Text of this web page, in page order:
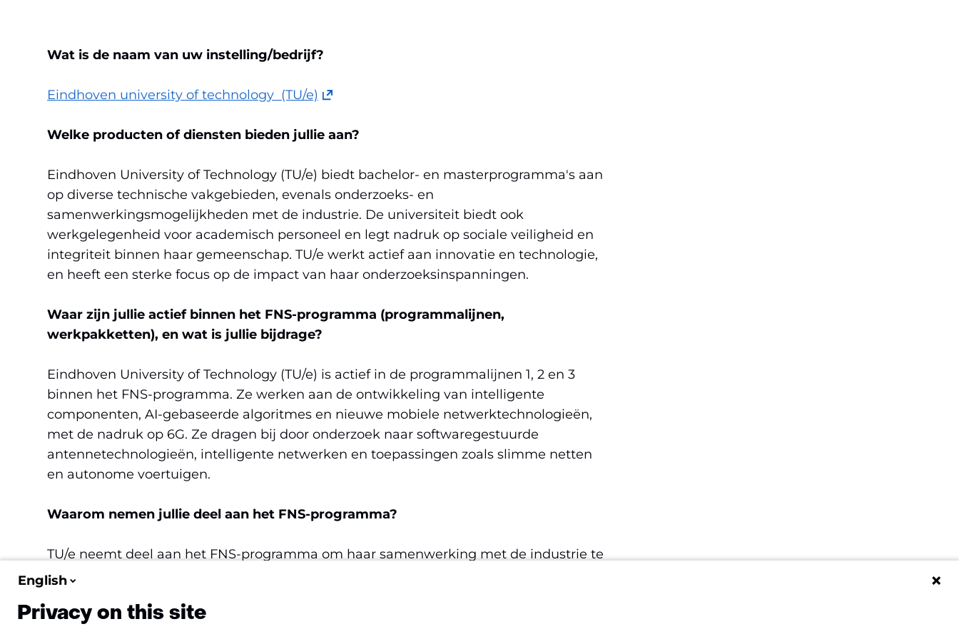
Wat is de naam van uw instelling/bedrijf?
Eindhoven university of technology (TU/e) (opent
nieuw
(verwijst
naar
een
andere
website)
Welke producten of diensten bieden jullie aan?
Eindhoven University of Technology (TU/e) biedt bachelor- en masterprogramma's aan
op diverse technische vakgebieden, evenals onderzoeks- en
samenwerkingsmogelijkheden met de industrie. De universiteit biedt ook
werkgelegenheid voor academisch personeel en legt nadruk op sociale veiligheid en
integriteit binnen haar gemeenschap. TU/e werkt actief aan innovatie en technologie,
en heeft een sterke focus op de impact van haar onderzoeksinspanningen.
Waar zijn jullie actief binnen het FNS-programma (programmalijnen,
werkpakketten), en wat is jullie bijdrage?
Eindhoven University of Technology (TU/e) is actief in de programmalijnen 1, 2 en 3
binnen het FNS-programma. Ze werken aan de ontwikkeling van intelligente
componenten, AI-gebaseerde algoritmes en nieuwe mobiele netwerktechnologieën,
met de nadruk op 6G. Ze dragen bij door onderzoek naar softwaregestuurde
antennetechnologieën, intelligente netwerken en toepassingen zoals slimme netten
en autonome voertuigen.
Waarom nemen jullie deel aan het FNS-programma?
TU/e neemt deel aan het FNS-programma om haar samenwerking met de industrie te
versterken, bij te dragen aan baanbrekende technologieën en de mogelijkheden van
English
Privacy on this site